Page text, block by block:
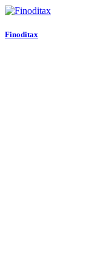
Finoditax